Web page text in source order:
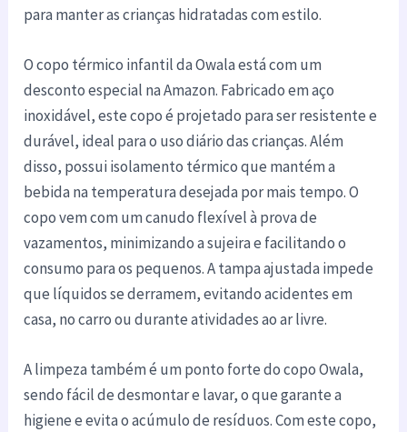
para manter as crianças hidratadas com estilo.
O copo térmico infantil da Owala está com um
desconto especial na Amazon. Fabricado em aço
inoxidável, este copo é projetado para ser resistente e
durável, ideal para o uso diário das crianças. Além
disso, possui isolamento térmico que mantém a
bebida na temperatura desejada por mais tempo. O
copo vem com um canudo flexível à prova de
vazamentos, minimizando a sujeira e facilitando o
consumo para os pequenos. A tampa ajustada impede
que líquidos se derramem, evitando acidentes em
casa, no carro ou durante atividades ao ar livre.
A limpeza também é um ponto forte do copo Owala,
sendo fácil de desmontar e lavar, o que garante a
higiene e evita o acúmulo de resíduos. Com este copo,